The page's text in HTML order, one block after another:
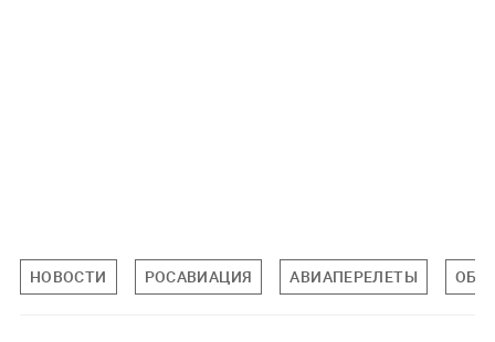
НОВОСТИ РОСАВИАЦИЯ АВИАПЕРЕЛЕТЫ